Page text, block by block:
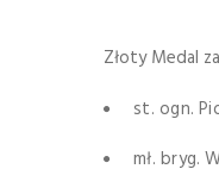
Złoty Medal
st. ogn.
mł. bryg.